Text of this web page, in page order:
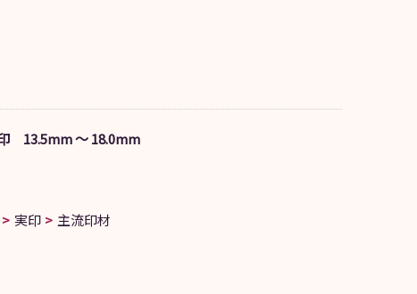
13.5mm ～ 18.0mm
実印 主流印材